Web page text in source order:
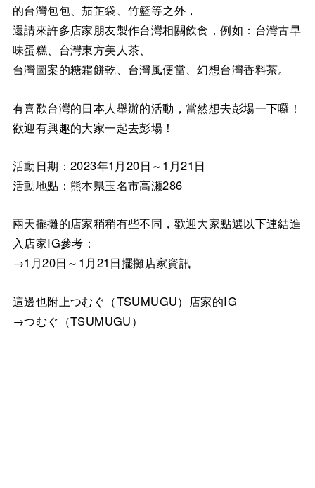
的台灣包包、茄芷袋、竹籃等之外，
還請來許多店家朋友製作台灣相關飲食，例如：台灣古早
味蛋糕、台灣東方美人茶、
台灣圖案的糖霜餅乾、台灣風便當、幻想台灣香料茶。
有喜歡台灣的日本人舉辦的活動，當然想去彭場一下囉！
歡迎有興趣的大家一起去彭場！
活動日期：2023年1月20日～1月21日
活動地點：熊本県玉名市高瀬286
兩天擺攤的店家稍稍有些不同，歡迎大家點選以下連結進
入店家IG參考：
→1月20日～1月21日擺攤店家資訊
這邊也附上つむぐ（TSUMUGU）店家的IG
→つむぐ（TSUMUGU）